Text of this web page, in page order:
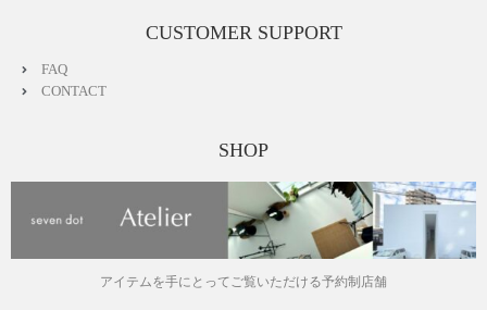
CUSTOMER SUPPORT
FAQ
CONTACT
SHOP
アイテムを手にとってご覧いただける予約制店舗